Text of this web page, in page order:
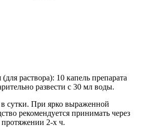
раствора): 10 капель препарата
развести с 30 мл воды.
сутки. При ярко выраженной
рекомендуется принимать через
2-х ч.